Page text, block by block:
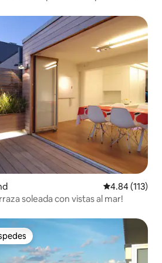
Calificación
4.84 (113)
soleada con vistas al mar!
entre huéspedes